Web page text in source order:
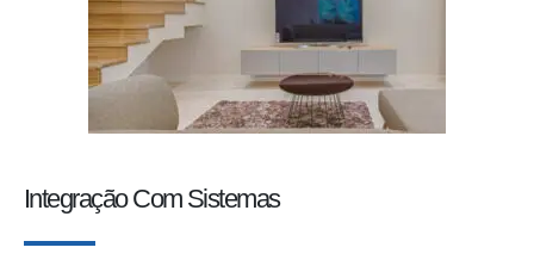
Integração Com Sistemas